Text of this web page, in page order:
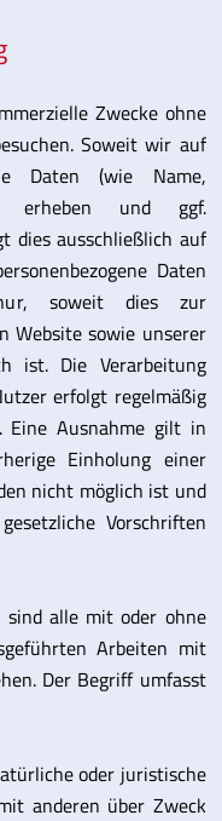
Zwecke ohne
Soweit wir auf
Daten (wie Name,
erheben und ggf.
dies ausschließlich auf
Daten
soweit dies zur
Website sowie unserer
ist. Die Verarbeitung
erfolgt regelmäßig
Eine Ausnahme gilt in
Einholung einer
nicht möglich ist und
Vorschriften
sind alle mit oder ohne
Arbeiten mit
Der Begriff umfasst
oder juristische
anderen über Zweck